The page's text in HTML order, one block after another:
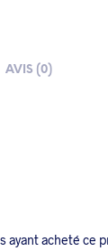
AVIS (0)
ayant acheté ce